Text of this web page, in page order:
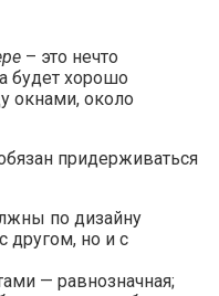
– это нечто
будет хорошо
окнами, около
придерживаться
по дизайну
другом, но и с
— равнозначная;